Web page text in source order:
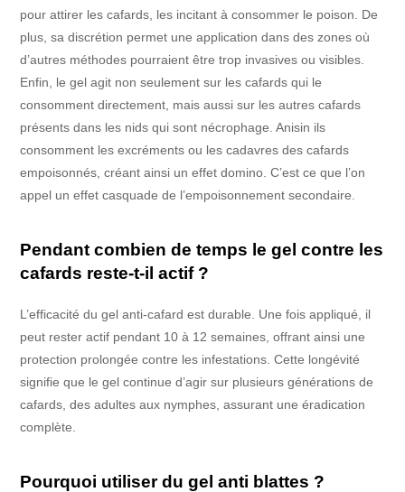
pour attirer les cafards, les incitant à consommer le poison. De
plus, sa discrétion permet une application dans des zones où
d’autres méthodes pourraient être trop invasives ou visibles.
Enfin, le gel agit non seulement sur les cafards qui le
consomment directement, mais aussi sur les autres cafards
présents dans les nids qui sont nécrophage. Anisin ils
consomment les excréments ou les cadavres des cafards
empoisonnés, créant ainsi un effet domino. C’est ce que l’on
appel un effet casquade de l’empoisonnement secondaire.
Pendant combien de temps le gel contre les
cafards reste-t-il actif ?
L’efficacité du gel anti-cafard est durable. Une fois appliqué, il
peut rester actif pendant 10 à 12 semaines, offrant ainsi une
protection prolongée contre les infestations. Cette longévité
signifie que le gel continue d’agir sur plusieurs générations de
cafards, des adultes aux nymphes, assurant une éradication
complète.
Pourquoi utiliser du gel anti blattes ?